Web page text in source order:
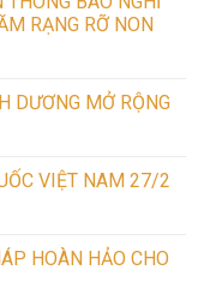
RẠNG RỠ NON
DƯƠNG MỞ RỘNG
VIỆT NAM 27/2
HOÀN HẢO CHO